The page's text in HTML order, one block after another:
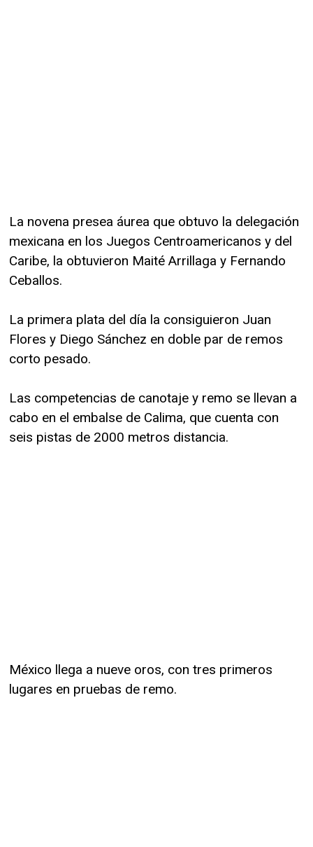
La novena presea áurea que obtuvo la delegación
mexicana en los Juegos Centroamericanos y del
Caribe, la obtuvieron Maité Arrillaga y Fernando
Ceballos.
La primera plata del día la consiguieron Juan
Flores y Diego Sánchez en doble par de remos
corto pesado.
Las competencias de canotaje y remo se llevan a
cabo en el embalse de Calima, que cuenta con
seis pistas de 2000 metros distancia.
México llega a nueve oros, con tres primeros
lugares en pruebas de remo.